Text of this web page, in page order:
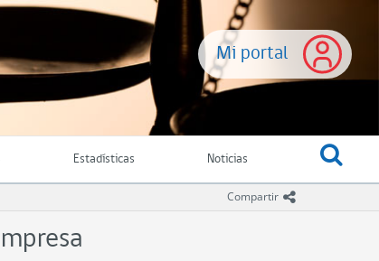
Mi portal
Estadísticas Noticias
Compartir icono